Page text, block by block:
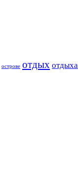
острове отдых отдыха